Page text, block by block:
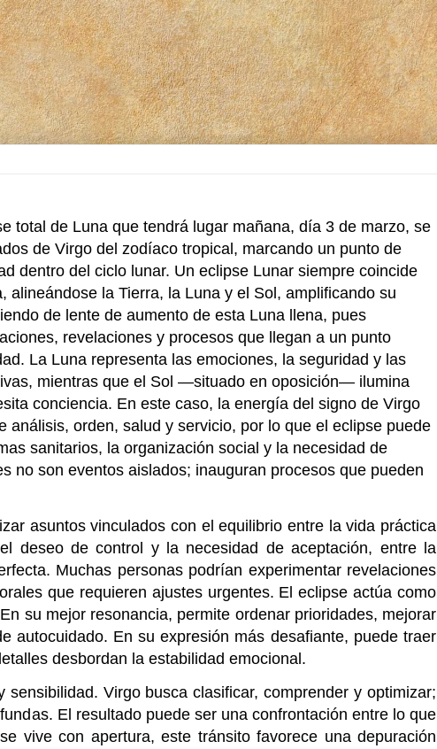
total de Luna que tendrá lugar mañana, día 3 de marzo, se
de Virgo del zodíaco tropical, marcando un punto de
dentro del ciclo lunar. Un eclipse Lunar siempre coincide
alineándose la Tierra, la Luna y el Sol, amplificando su
de lente de aumento de esta Luna llena, pues
revelaciones y procesos que llegan a un punto
La Luna representa las emociones, la seguridad y las
mientras que el Sol —situado en oposición— ilumina
conciencia. En este caso, la energía del signo de Virgo
análisis, orden, salud y servicio, por lo que el eclipse puede
sanitarios, la organización social y la necesidad de
no son eventos aislados; inauguran procesos que pueden
asuntos vinculados con el equilibrio entre la vida práctica
deseo de control y la necesidad de aceptación, entre la
Muchas personas podrían experimentar revelaciones
que requieren ajustes urgentes. El eclipse actúa como
su mejor resonancia, permite ordenar prioridades, mejorar
autocuidado. En su expresión más desafiante, puede traer
desbordan la estabilidad emocional.
Virgo busca clasificar, comprender y optimizar;
El resultado puede ser una confrontación entre lo que
vive con apertura, este tránsito favorece una depuración